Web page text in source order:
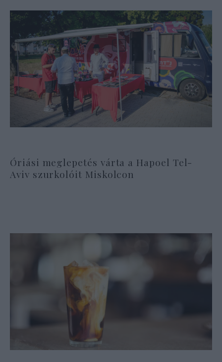
Óriási meglepetés várta a Hapoel Tel-
Aviv szurkolóit Miskolcon